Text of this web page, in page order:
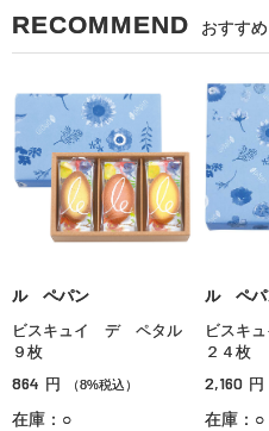
RECOMMEND おすすめ
ル ペパン
ビスキュイ デ ペタル
９枚
864 円 （8%税込）
在庫：○
ル ペパ
ビスキ
２４枚
2,160 円
在庫：○